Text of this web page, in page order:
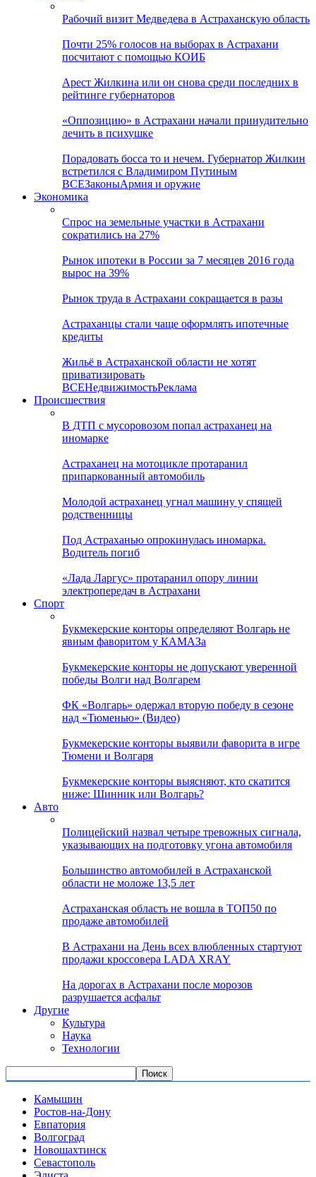
Рабочий визит Медведева в Астраханскую область
Почти 25% голосов на выборах в Астрахани
посчитают с помощью КОИБ
Арест Жилкина или он снова среди последних в
рейтинге губернаторов
«Оппозицию» в Астрахани начали принудительно
лечить в психушке
Порадовать босса то и нечем. Губернатор Жилкин
встретился с Владимиром Путиным
ВСЕЗаконыАрмия и оружие
Экономика
Спрос на земельные участки в Астрахани
сократились на 27%
Рынок ипотеки в России за 7 месяцев 2016 года
вырос на 39%
Рынок труда в Астрахани сокращается в разы
Астраханцы стали чаще оформлять ипотечные
кредиты
Жильё в Астраханской области не хотят
приватизировать
ВСЕНедвижимостьРеклама
Происшествия
В ДТП с мусоровозом попал астраханец на
иномарке
Астраханец на мотоцикле протаранил
припаркованный автомобиль
Молодой астраханец угнал машину у спящей
родственницы
Под Астраханью опрокинулась иномарка.
Водитель погиб
«Лада Ларгус» протаранил опору линии
электропередач в Астрахани
Спорт
Букмекерские конторы определяют Волгарь не
явным фаворитом у КАМАЗа
Букмекерские конторы не допускают уверенной
победы Волги над Волгарем
ФК «Волгарь» одержал вторую победу в сезоне
над «Тюменью» (Видео)
Букмекерские конторы выявили фаворита в игре
Тюмени и Волгаря
Букмекерские конторы выясняют, кто скатится
ниже: Шинник или Волгарь?
Авто
Полицейский назвал четыре тревожных сигнала,
указывающих на подготовку угона автомобиля
Большинство автомобилей в Астраханской
области не моложе 13,5 лет
Астраханская область не вошла в ТОП50 по
продаже автомобилей
В Астрахани на День всех влюбленных стартуют
продажи кроссовера LADA XRAY
На дорогах в Астрахани после морозов
разрушается асфальт
Другие
Культура
Наука
Технологии
Камышин
Ростов-на-Дону
Евпатория
Волгоград
Новошахтинск
Севастополь